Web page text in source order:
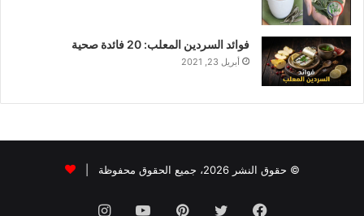
فوائد السردين المعلب: 20 فائدة صحية
أبريل 23, 2021
© حقوق النشر 2026، جميع الحقوق محفوظة |
فيسبوك تويتر بينتيريستيوتيوبانستقرام